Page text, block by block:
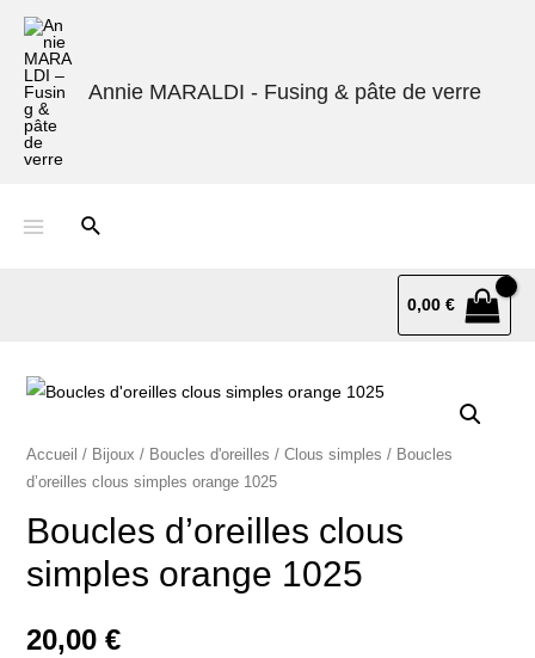
Annie MARALDI - Fusing & pâte de verre
0,00€
Accueil / Bijoux / Boucles d'oreilles / Clous simples / Boucles
d’oreilles clous simples orange 1025
Boucles d’oreilles clous
simples orange 1025
20,00 €